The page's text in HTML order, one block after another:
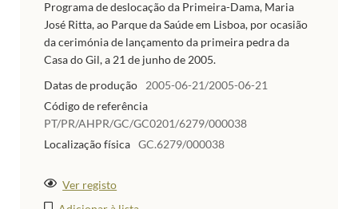
Programa de deslocação da Primeira-Dama, Maria
José Ritta, ao Parque da Saúde em Lisboa, por ocasião
da cerimónia de lançamento da primeira pedra da
Casa do Gil, a 21 de junho de 2005.
Datas de produção
2005-06-21/2005-06-21
Código de referência
PT/PR/AHPR/GC/GC0201/6279/000038
Localização física GC.6279/000038
Ver registo